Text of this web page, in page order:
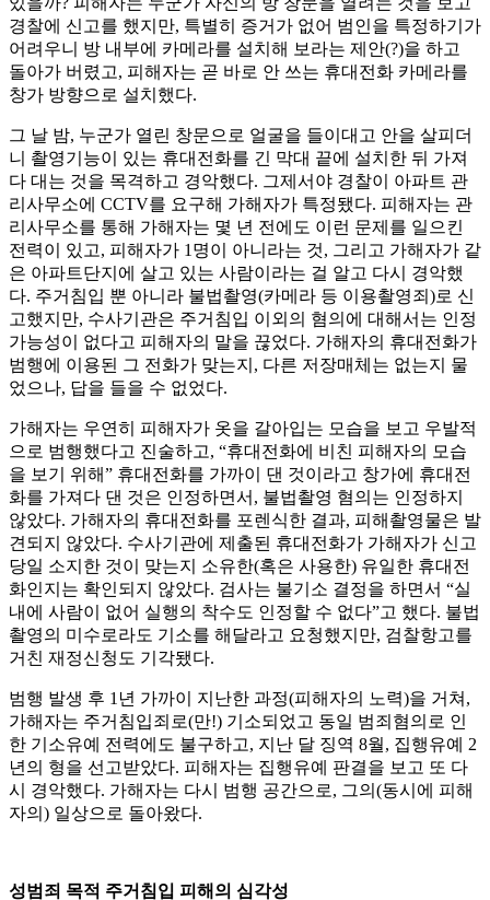
경찰에 신고를 했지만, 특별히 증거가 없어 범인을 특정하기가
어려우니 방 내부에 카메라를 설치해 보라는 제안(?)을 하고
돌아가 버렸고, 피해자는 곧 바로 안 쓰는 휴대전화 카메라를
창가 방향으로 설치했다.
그 날 밤, 누군가 열린 창문으로 얼굴을 들이대고 안을 살피더
니 촬영기능이 있는 휴대전화를 긴 막대 끝에 설치한 뒤 가져
다 대는 것을 목격하고 경악했다. 그제서야 경찰이 아파트 관
리사무소에 CCTV를 요구해 가해자가 특정됐다. 피해자는 관
리사무소를 통해 가해자는 몇 년 전에도 이런 문제를 일으킨
전력이 있고, 피해자가 1명이 아니라는 것, 그리고 가해자가 같
은 아파트단지에 살고 있는 사람이라는 걸 알고 다시 경악했
다. 주거침입 뿐 아니라 불법촬영(카메라 등 이용촬영죄)로 신
고했지만, 수사기관은 주거침입 이외의 혐의에 대해서는 인정
가능성이 없다고 피해자의 말을 끊었다. 가해자의 휴대전화가
범행에 이용된 그 전화가 맞는지, 다른 저장매체는 없는지 물
었으나, 답을 들을 수 없었다.
가해자는 우연히 피해자가 옷을 갈아입는 모습을 보고 우발적
으로 범행했다고 진술하고, “휴대전화에 비친 피해자의 모습
을 보기 위해” 휴대전화를 가까이 댄 것이라고 창가에 휴대전
화를 가져다 댄 것은 인정하면서, 불법촬영 혐의는 인정하지
않았다. 가해자의 휴대전화를 포렌식한 결과, 피해촬영물은 발
견되지 않았다. 수사기관에 제출된 휴대전화가 가해자가 신고
당일 소지한 것이 맞는지 소유한(혹은 사용한) 유일한 휴대전
화인지는 확인되지 않았다. 검사는 불기소 결정을 하면서 “실
내에 사람이 없어 실행의 착수도 인정할 수 없다”고 했다. 불법
촬영의 미수로라도 기소를 해달라고 요청했지만, 검찰항고를
거친 재정신청도 기각됐다.
범행 발생 후 1년 가까이 지난한 과정(피해자의 노력)을 거쳐,
가해자는 주거침입죄로(만!) 기소되었고 동일 범죄혐의로 인
한 기소유예 전력에도 불구하고, 지난 달 징역 8월, 집행유예 2
년의 형을 선고받았다. 피해자는 집행유예 판결을 보고 또 다
시 경악했다. 가해자는 다시 범행 공간으로, 그의(동시에 피해
자의) 일상으로 돌아왔다.
성범죄 목적 주거침입 피해의 심각성